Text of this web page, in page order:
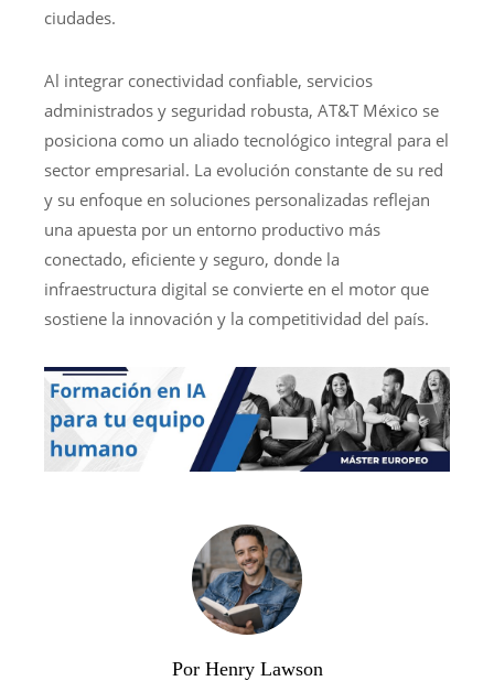
ciudades.
Al integrar conectividad confiable, servicios
administrados y seguridad robusta, AT&T México se
posiciona como un aliado tecnológico integral para el
sector empresarial. La evolución constante de su red
y su enfoque en soluciones personalizadas reflejan
una apuesta por un entorno productivo más
conectado, eficiente y seguro, donde la
infraestructura digital se convierte en el motor que
sostiene la innovación y la competitividad del país.
Por Henry Lawson